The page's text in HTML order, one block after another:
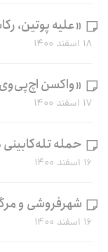
«علیه پوتین،
۱۸ اسفند ۱۴۰۰
«واکسن اچ‌پی‌وی
۱۷ اسفند ۱۴۰۰
حمله
۱۶ اسفند ۱۴۰۰
شهرفروشی و مرگ
۱۶ اسفند ۱۴۰۰